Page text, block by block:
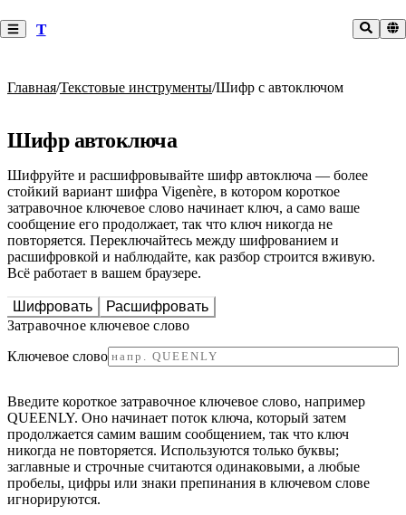
T
Главная/Текстовые инструменты/Шифр с автоключом
Шифр автоключа
Шифруйте и расшифровывайте шифр автоключа — более
стойкий вариант шифра Vigenère, в котором короткое
затравочное ключевое слово начинает ключ, а само ваше
сообщение его продолжает, так что ключ никогда не
повторяется. Переключайтесь между шифрованием и
расшифровкой и наблюдайте, как разбор строится вживую.
Всё работает в вашем браузере.
Шифровать
Расшифровать
Затравочное ключевое слово
Ключевое слово
Введите короткое затравочное ключевое слово, например
QUEENLY. Оно начинает поток ключа, который затем
продолжается самим вашим сообщением, так что ключ
никогда не повторяется. Используются только буквы;
заглавные и строчные считаются одинаковыми, а любые
пробелы, цифры или знаки препинания в ключевом слове
игнорируются.